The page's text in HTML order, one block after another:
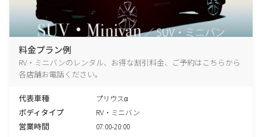
料金プラン例
RV・ミニバンのレンタル、お得な割引料金、ご予約はこちらから
各店舗お電話ください。
代表車種 プリウスα
ボディタイプ RV・ミニバン
営業時間 07:00-20:00